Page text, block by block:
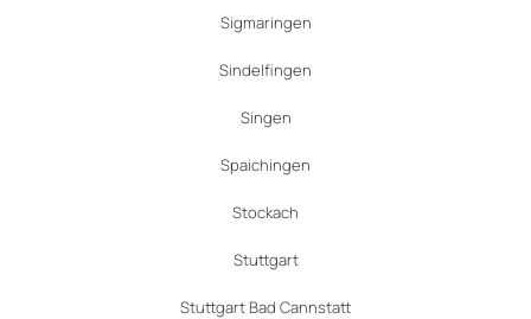
Sigmaringen
Sindelfingen
Singen
Spaichingen
Stockach
Stuttgart
Stuttgart Bad Cannstatt